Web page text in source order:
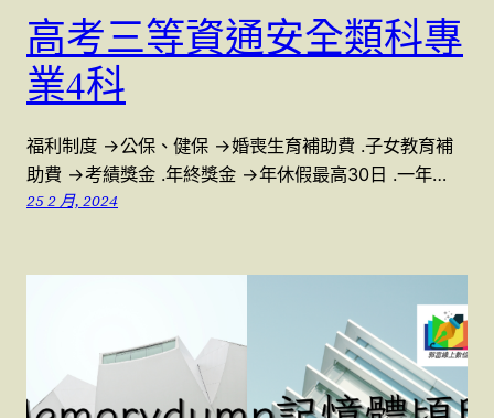
高考三等資通安全類科專
業4科
福利制度 →公保、健保 →婚喪生育補助費 .子女教育補
助費 →考績獎金 .年終獎金 →年休假最高30日 .一年…
25 2 月, 2024